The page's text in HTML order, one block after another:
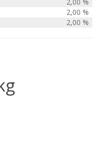
2,00 %
2,00 %